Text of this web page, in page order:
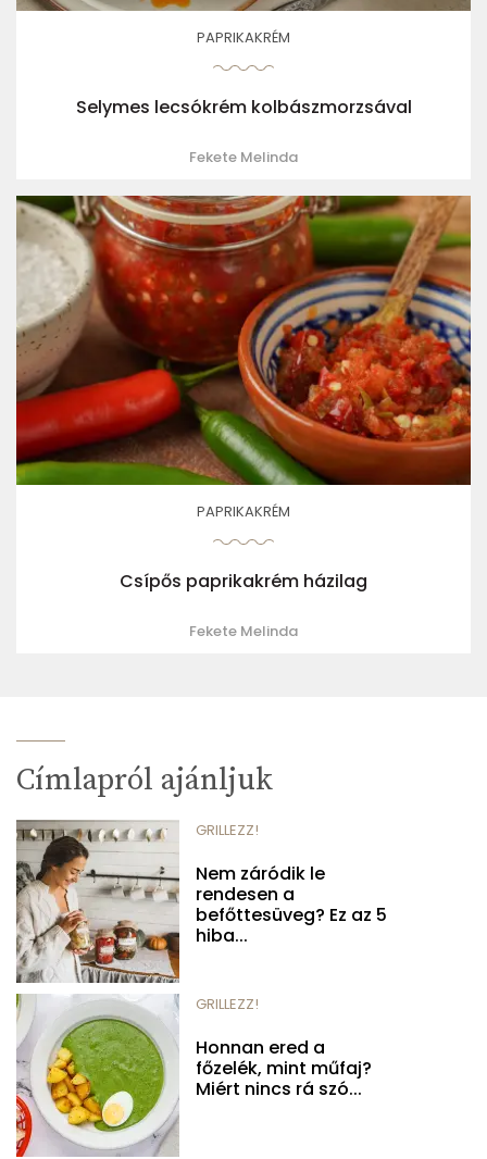
PAPRIKAKRÉM
Selymes lecsókrém kolbászmorzsával
Fekete Melinda
PAPRIKAKRÉM
Csípős paprikakrém házilag
Fekete Melinda
Címlapról ajánljuk
GRILLEZZ!
Nem záródik le
rendesen a
befőttesüveg? Ez az 5
hiba...
GRILLEZZ!
Honnan ered a
főzelék, mint műfaj?
Miért nincs rá szó...